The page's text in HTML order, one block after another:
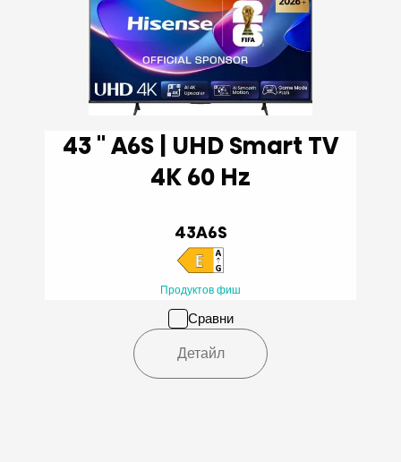
43 '' A6S | UHD Smart TV
4K 60 Hz
43A6S
Продуктов фиш
Сравни
Детайл